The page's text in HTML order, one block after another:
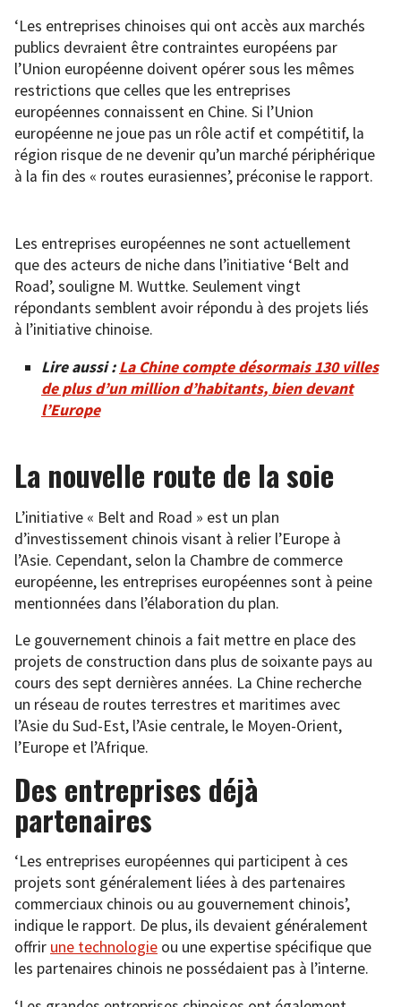
‘Les entreprises chinoises qui ont accès aux marchés
publics devraient être contraintes européens par
l’Union européenne doivent opérer sous les mêmes
restrictions que celles que les entreprises
européennes connaissent en Chine. Si l’Union
européenne ne joue pas un rôle actif et compétitif, la
région risque de ne devenir qu’un marché périphérique
à la fin des « routes eurasiennes’, préconise le rapport.
Les entreprises européennes ne sont actuellement
que des acteurs de niche dans l’initiative ‘Belt and
Road’, souligne M. Wuttke. Seulement vingt
répondants semblent avoir répondu à des projets liés
à l’initiative chinoise.
Lire aussi :La Chine compte désormais 130 villes
de plus d’un million d’habitants, bien devant
l’Europe
La nouvelle route de la soie
L’initiative « Belt and Road » est un plan
d’investissement chinois visant à relier l’Europe à
l’Asie. Cependant, selon la Chambre de commerce
européenne, les entreprises européennes sont à peine
mentionnées dans l’élaboration du plan.
Le gouvernement chinois a fait mettre en place des
projets de construction dans plus de soixante pays au
cours des sept dernières années. La Chine recherche
un réseau de routes terrestres et maritimes avec
l’Asie du Sud-Est, l’Asie centrale, le Moyen-Orient,
l’Europe et l’Afrique.
Des entreprises déjà
partenaires
‘Les entreprises européennes qui participent à ces
projets sont généralement liées à des partenaires
commerciaux chinois ou au gouvernement chinois’,
indique le rapport. De plus, ils devaient généralement
offrir une technologie ou une expertise spécifique que
les partenaires chinois ne possédaient pas à l’interne.